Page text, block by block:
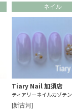
ネイル
Tiary Nail 加須店
ティアリーネイルカゾテン
[新古河]